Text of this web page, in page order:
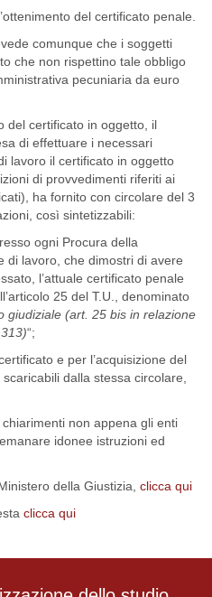
del certificato penale.
comunque che i soggetti
che non rispettino tale obbligo
pecuniaria da euro
del certificato in oggetto, il
di effettuare i necessari
lavoro il certificato in oggetto
di provvedimenti riferiti ai
ha fornito con circolare del 3
così sintetizzabili:
ogni Procura della
di lavoro, che dimostri di avere
l’attuale certificato penale
25 del T.U., denominato
giudiziale (art. 25 bis in relazione
“;
e per l’acquisizione del
dalla stessa circolare,
non appena gli enti
idonee istruzioni ed
della Giustizia, clicca qui
clicca qui